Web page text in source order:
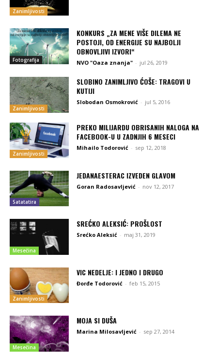
Zanimljivosti
Fotografija
KONKURS „ZA MENE VIŠE DILEMA NE
POSTOJI, OD ENERGIJE SU NAJBOLJI
OBNOVLJIVI IZVORI“
NVO "Oaza znanja" - jul 26, 2019
Zanimljivosti
SLOBINO ZANIMLJIVO ĆOŠE: TRAGOVI U
KUTIJI
Slobodan Osmokrović - jul 5, 2016
Zanimljivosti
PREKO MILIJARDU OBRISANIH NALOGA NA
FACEBOOK-U U ZADNJIH 6 MESECI
Mihailo Todorović - sep 12, 2018
Satatatira
JEDANAESTERAC IZVEDEN GLAVOM
Goran Radosavljević - nov 12, 2017
Mesečina
SREĆKO ALEKSIĆ: PROŠLOST
Srećko Aleksić - maj 31, 2019
Zanimljivosti
VIC NEDELJE: I JEDNO I DRUGO
Đorđe Todorović - feb 15, 2015
Mesečina
MOJA SI DUŠA
Marina Milosavljević - sep 27, 2014